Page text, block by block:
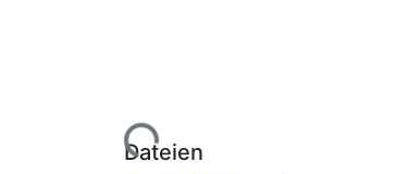
Lade...
Dateien